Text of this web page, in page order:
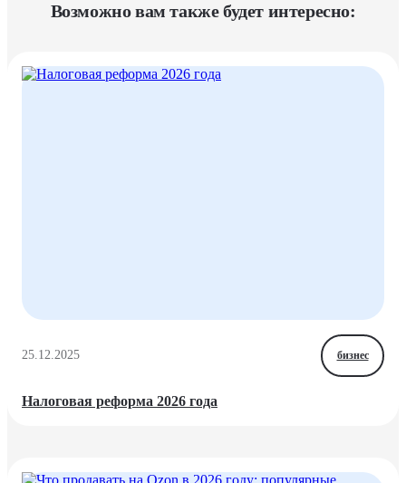
Возможно вам также будет интересно:
25.12.2025 бизнес
Налоговая реформа 2026 года